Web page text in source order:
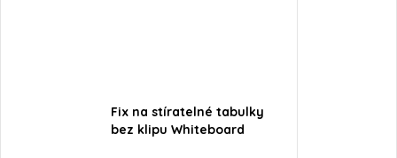
Fix na stíratelné tabulky
bez klipu Whiteboard